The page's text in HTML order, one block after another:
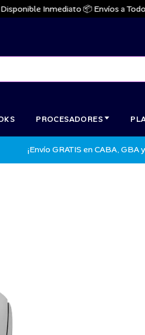
Inmediato 📦 Envíos a Todo el
PROCESADORES
¡Envío GRATIS en CABA,